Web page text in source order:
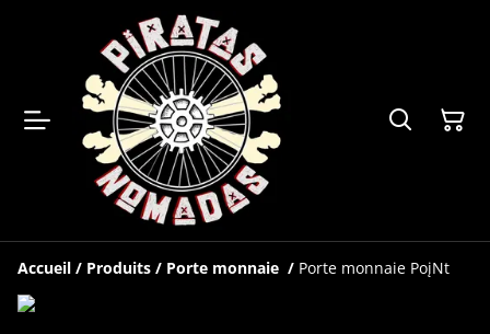
Accueil / Produits / Porte monnaie / Porte monnaie PoįNt